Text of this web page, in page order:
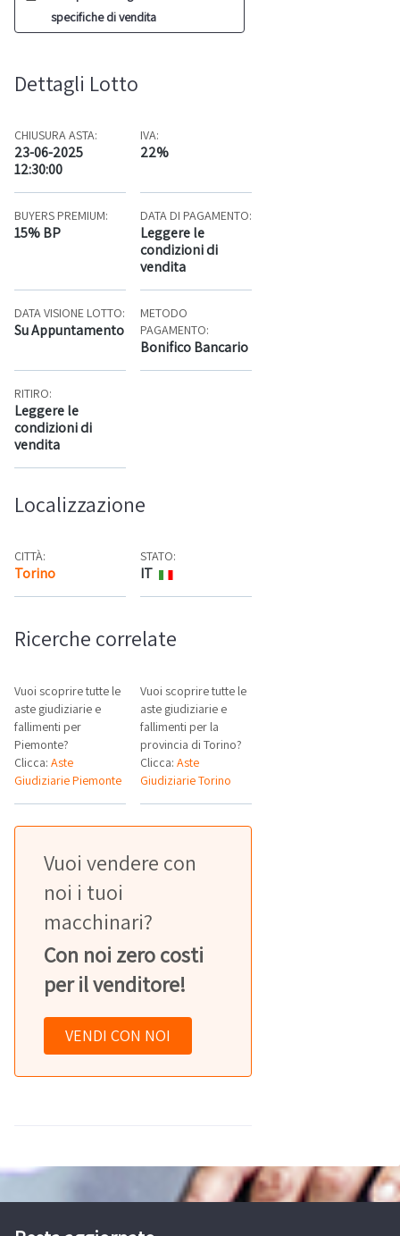
specifiche di vendita
Dettagli Lotto
CHIUSURA ASTA:
23-06-2025
12:30:00
IVA:
22%
BUYERS PREMIUM:
15% BP
DATA DI PAGAMENTO:
Leggere le
condizioni di
vendita
DATA VISIONE LOTTO:
Su Appuntamento
METODO
PAGAMENTO:
Bonifico Bancario
RITIRO:
Leggere le
condizioni di
vendita
Localizzazione
CITTÀ:
Torino Mappa
STATO:
IT
Ricerche correlate
Vuoi scoprire tutte le
aste giudiziarie e
fallimenti per
Piemonte?
Clicca: Aste
Giudiziarie Piemonte
Vuoi scoprire tutte le
aste giudiziarie e
fallimenti per la
provincia di Torino?
Clicca:Aste
Giudiziarie Torino
Vuoi vendere con
noi i tuoi
macchinari?
Con noi zero costi
per il venditore!
VENDI CON NOI